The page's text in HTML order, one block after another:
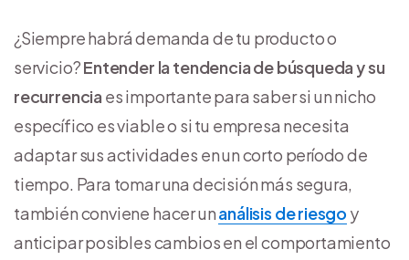
¿Siempre habrá demanda de tu producto o
servicio?Entender la tendencia de búsqueda y su
recurrencia es importante para saber si un nicho
específico es viable o si tu empresa necesita
adaptar sus actividades en un corto período de
tiempo. Para tomar una decisión más segura,
también conviene hacer unanálisis de riesgo y
anticipar posibles cambios en el comportamiento